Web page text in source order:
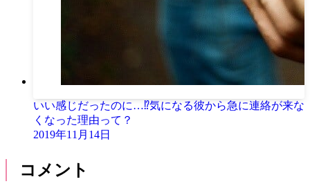
いい感じだったのに…⁉気になる彼から急に連絡が来な
くなった理由って？
2019年11月14日
コメント